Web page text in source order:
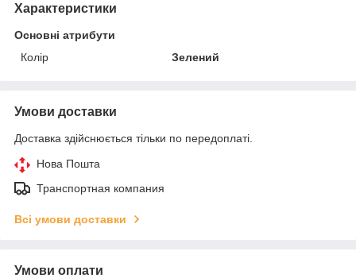
Характеристики
Основні атрибути
Колір
Зелений
Умови доставки
Доставка здійснюється тільки по передоплаті.
Нова Пошта
Транспортная компания
Всі умови доставки
Умови оплати